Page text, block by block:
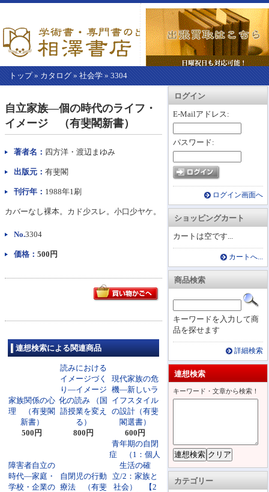
トップ» カタログ » 社会学 » 3304
カートを見る
ログイン
E-Mailアドレス:
パスワード:
ログイン画面へ
ショッピングカート
カートは空です...
カートへ...
商品検索
キーワードを入力して商
品を探せます
詳細検索
連想検索
キーワード・文章から検索！
カテゴリー
こ
か
ら
本
文】
自立家族―個の時代のライフ・
イメージ （有斐閣新書）
著者名： 四方洋・渡辺まゆみ
出版元： 有斐閣
刊行年： 1988年1刷
カバーなし裸本。カド少スレ。小口少ヤケ。
No.3304
価格： 500円
連想検索による関連商品
家族関係の心
理 （有斐閣
新書）
500円
読みにおける
イメージづく
り―イメージ
化の読み （国
語授業を変え
る）
800円
現代家族の危
機―新しいラ
イフスタイル
の設計（有斐
閣選書）
600円
障害者自立の
時代―家庭・
学校・企業の
自閉児の行動
療法 （有斐
青年期の自閉
症 （1：個人
生活の確
立/2：家族と
社会） 【2